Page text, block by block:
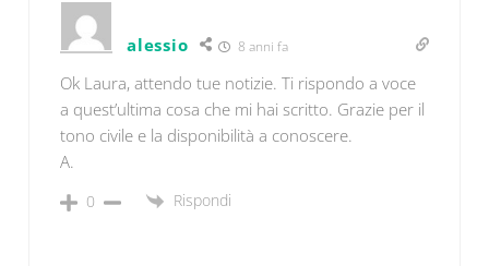
alessio 8 anni fa
Ok Laura, attendo tue notizie. Ti rispondo a voce
a quest’ultima cosa che mi hai scritto. Grazie per il
tono civile e la disponibilità a conoscere.
A.
0 Rispondi